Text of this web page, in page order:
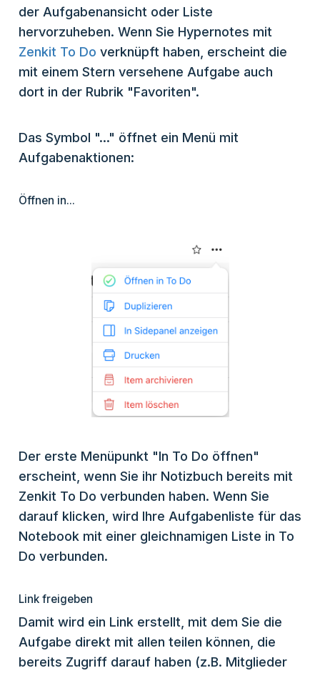
der Aufgabenansicht oder Liste
hervorzuheben. Wenn Sie Hypernotes mit
Zenkit To Do verknüpft haben, erscheint die
mit einem Stern versehene Aufgabe auch
dort in der Rubrik "Favoriten".
Das Symbol "..." öffnet ein Menü mit
Aufgabenaktionen:
Öffnen in...
Der erste Menüpunkt "In To Do öffnen"
erscheint, wenn Sie ihr Notizbuch bereits mit
Zenkit To Do verbunden haben. Wenn Sie
darauf klicken, wird Ihre Aufgabenliste für das
Notebook mit einer gleichnamigen Liste in To
Do verbunden.
Link freigeben
Damit wird ein Link erstellt, mit dem Sie die
Aufgabe direkt mit allen teilen können, die
bereits Zugriff darauf haben (z.B. Mitglieder